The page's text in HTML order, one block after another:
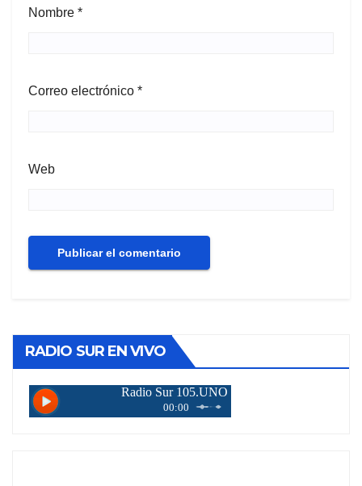
Nombre *
Correo electrónico *
Web
RADIO SUR EN VIVO